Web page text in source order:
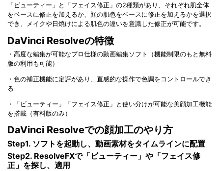
「ビューティー」と「フェイス修正」の2種類があり、それぞれ肌全体
をベースに修正を加えるか、顔の肌色をベースに修正を加えるかを選択
でき、メイクや日焼けによる肌色の違いを意識した修正が可能です。
DaVinci Resolveの特徴
・高度な編集が可能なプロ仕様の動画編集ソフト（機能制限のもと無料
版の利用も可能）
・色の補正機能に定評があり、直感的な操作で色調をコントロールでき
る
・「ビューティー」「フェイス修正」と使い分けが可能な美顔加工機能
を搭載（有料版のみ）
DaVinci Resolveでの顔加工のやり方
Step1. ソフトを起動し、動画素材をタイムラインに配置
Step2. ResolveFXで「ビューティー」や「フェイス修
正」を探し、適用